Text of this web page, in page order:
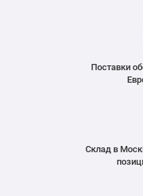
Поставки
Склад в